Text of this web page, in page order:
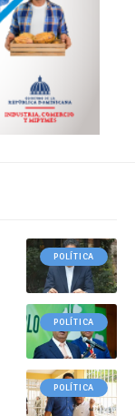
POLÍTICA
POLÍTICA
POLÍTICA